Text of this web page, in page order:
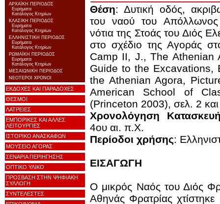
ΑΡΧΑΪΚΗ ΠΕΡΙΟΔΟΣ
Ευρήματα
Κατάλογος Κτηρίων
ΚΛΑΣΙΚΗ ΠΕΡΙΟΔΟΣ
Ευρήματα
Κατάλογος Κτηρίων
ΕΛΛΗΝΙΣΤΙΚΗ ΠΕΡΙΟΔΟΣ
Ευρήματα
Κατάλογος Κτηρίων
ΡΩΜΑΪΚΗ ΠΕΡΙΟΔΟΣ
Ευρήματα
Κατάλογος Κτηρίων
ΜΕΣΑΙΩΝΙΚΗ ΠΕΡΙΟΔΟΣ
ΝΕΟΤΕΡΟΙ ΧΡΟΝΟΙ
ΕΚΔΟΧΕΣ ΚΑΙ ΠΑΡΑΔΟΧΕΣ
ΘΕΣΜΟΙ
ΛΑΤΡΕΙΕΣ
ΕΜΠΟΡΙΚΕΣ ΚΑΙ ΑΛΛΕΣ
ΛΕΙΤΟΥΡΓΙΕΣ
ΙΣΤΟΡΙΚΟ ΑΝΑΣΚΑΦΩΝ
ΜΟΥΣΕΙΟ ΑΓΟΡΑΣ
ΣΕΝΑΡΙΑ ΠΕΡΙΗΓΗΣΗΣ
ΟΠΤΙΚΟ ΥΛΙΚΟ
ΠΡΟΣΒΑΣΗ ΣΤΗΝ ΨΗΦΙΑΚΗ
ΣΥΛΛΟΓΗ
ΣΥΝΤΕΛΕΣΤΕΣ
Θέση: Δυτική oδός,
του ναού του
νότια της Στοάς του Διός
στο σχέδιο της Αγοράς
Camp II, J., The Athenian
Guide to the Excavations,
the Athenian Agora,
American School of
(Princeton 2003), σελ. 2
Χρονολόγηση
4ου αι. π.Χ.
Περίοδοι χρήσης:
ΕΙΣΑΓΩΓΗ
Ο μικρός Ναός του Διός
Αθηνάς Φρατρίας χτίστηκε